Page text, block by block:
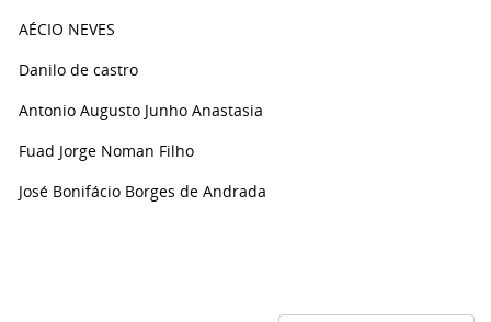
AÉCIO NEVES
Danilo de castro
Antonio Augusto Junho Anastasia
Fuad Jorge Noman Filho
José Bonifácio Borges de Andrada